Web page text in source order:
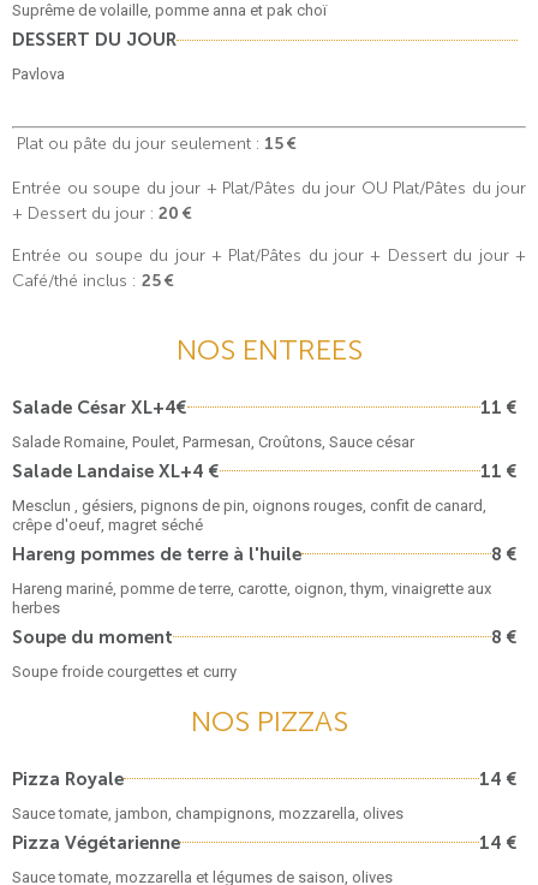
Suprême de volaille, pomme anna et pak choï
DESSERT DU JOUR
Pavlova
Plat ou pâte du jour seulement : 15 €
Entrée ou soupe du jour + Plat/Pâtes du jour OU Plat/Pâtes du jour
+ Dessert du jour : 20 €
Entrée ou soupe du jour + Plat/Pâtes du jour + Dessert du jour +
Café/thé inclus : 25 €
NOS ENTREES
Salade César XL+4€ 11 €
Salade Romaine, Poulet, Parmesan, Croûtons, Sauce césar
Salade Landaise XL+4 € 11 €
Mesclun , gésiers, pignons de pin, oignons rouges, confit de canard,
crêpe d'oeuf, magret séché
Hareng pommes de terre à l'huile 8 €
Hareng mariné, pomme de terre, carotte, oignon, thym, vinaigrette aux
herbes
Soupe du moment 8 €
Soupe froide courgettes et curry
NOS PIZZAS
Pizza Royale 14 €
Sauce tomate, jambon, champignons, mozzarella, olives
Pizza Végétarienne 14 €
Sauce tomate, mozzarella et légumes de saison, olives